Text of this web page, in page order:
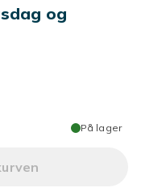
og
På lager
2026 Trofé